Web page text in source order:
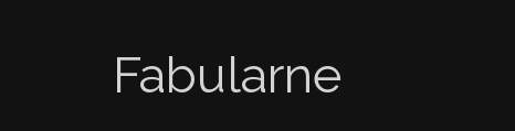
Fabularne